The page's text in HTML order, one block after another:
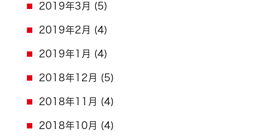
2019年3月 (5)
2019年2月 (4)
2019年1月 (4)
2018年12月 (5)
2018年11月 (4)
2018年10月 (4)